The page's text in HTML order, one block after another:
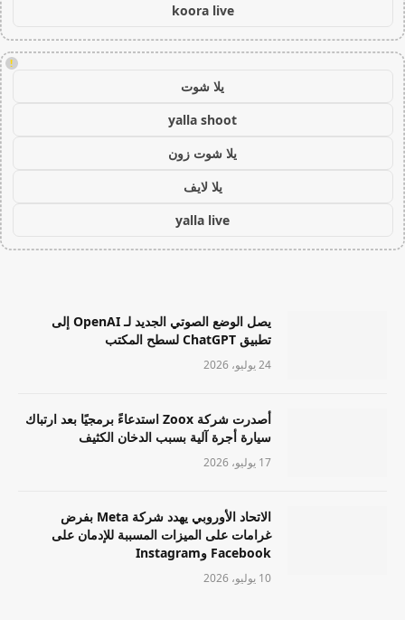
koora live
!
يلا شوت
yalla shoot
يلا شوت زون
يلا لايف
yalla live
يصل الوضع الصوتي الجديد لـ OpenAI إلى
تطبيق ChatGPT لسطح المكتب
24 يوليو، 2026
أصدرت شركة Zoox استدعاءً برمجيًا بعد ارتباك
سيارة أجرة آلية بسبب الدخان الكثيف
17 يوليو، 2026
الاتحاد الأوروبي يهدد شركة Meta بفرض
غرامات على الميزات المسببة للإدمان على
Facebook وInstagram
10 يوليو، 2026